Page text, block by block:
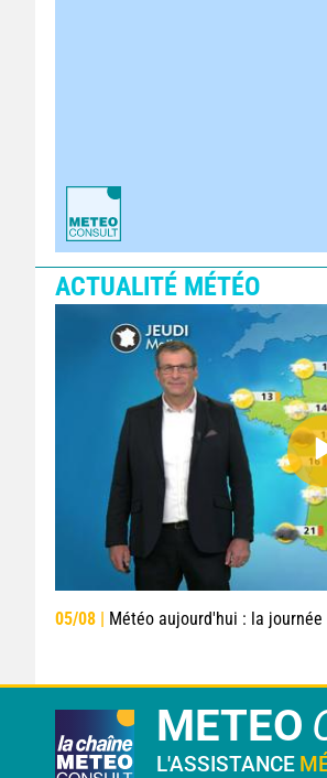
ACTUALITÉ MÉTÉO
05/08 | Météo aujourd'hui : la journée la moins
METEO
L'ASSISTANCE